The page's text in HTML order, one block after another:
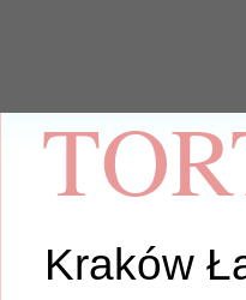
Kraków